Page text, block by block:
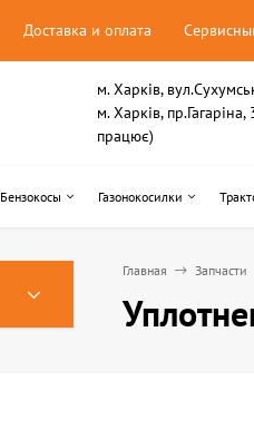
Доставка и оплата
м. Харків,
м. Харків,
працює)
Бензокосы Газонокосилки
Главная Запчасти